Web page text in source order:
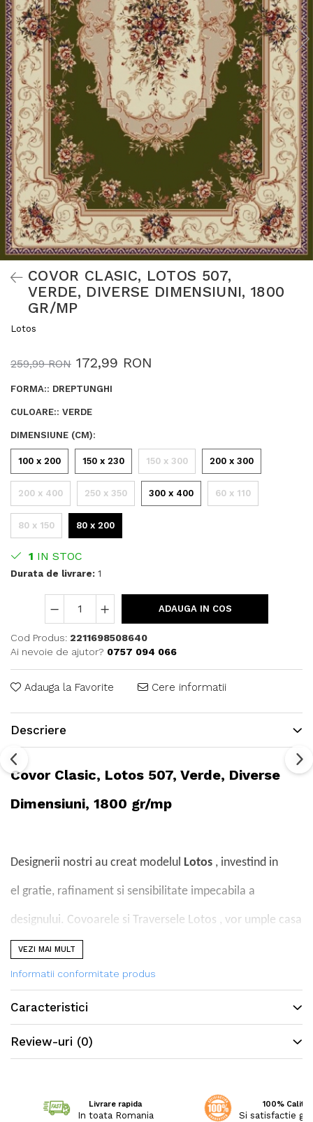
COVOR CLASIC, LOTOS 507,
VERDE, DIVERSE DIMENSIUNI, 1800
GR/MP
Lotos
259,99 RON 172,99 RON
FORMA:: DREPTUNGHI
CULOARE:: VERDE
DIMENSIUNE (CM):
100 x 200 150 x 230 150 x 300 200 x 300
200 x 400 250 x 350 300 x 400 60 x 110
80 x 150 80 x 200
1 IN STOC
Durata de livrare: 1
ADAUGA IN COS
Cod Produs: 2211698508640
Ai nevoie de ajutor? 0757 094 066
Adauga la Favorite Cere informatii
Descriere
Covor Clasic, Lotos 507, Verde, Diverse
Dimensiuni, 1800 gr/mp
Designerii nostri au creat modelul Lotos , investind in
el gratie, rafinament si sensibilitate impecabila a
designului. Covoarele si Traversele Lotos , vor umple casa
cu armonie, confort si liniste.
VEZI MAI MULT
Informatii conformitate produs
Caracteristici
Review-uri (0)
Livrare rapida
In toata Romania
100%
Si satisfactie